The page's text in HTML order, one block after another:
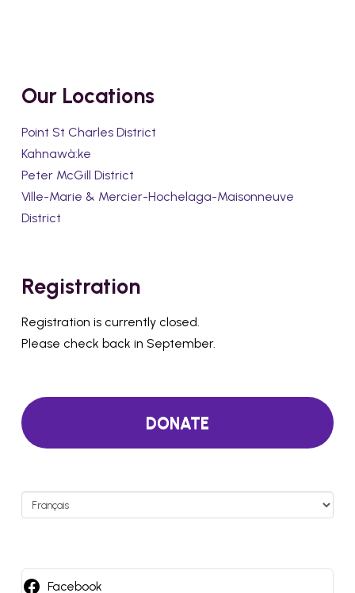
Our Locations
Point St Charles District
Kahnawà:ke
Peter McGill District
Ville-Marie & Mercier-Hochelaga-Maisonneuve
District
Registration
Registration is currently closed.
Please check back in September.
DONATE
Choisir
Facebook